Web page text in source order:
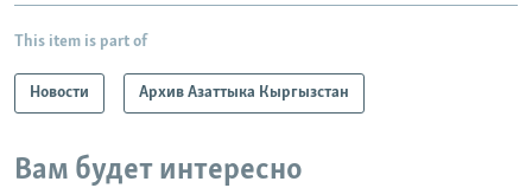
This item is part of
Новости Архив Азаттыка Кыргызстан
Вам будет интересно